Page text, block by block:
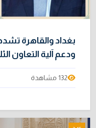
بغداد والقاهرة
ودعم آلية التعاون
132 مشاهدة